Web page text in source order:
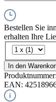
Bestellen Sie
erhalten Ihre
In den
Produktnummer:
EAN: